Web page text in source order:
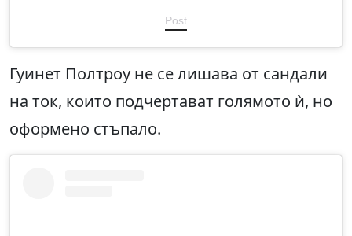
Post
Гуинет Полтроу не се лишава от сандали
на ток, които подчертават голямото ѝ, но
оформено стъпало.